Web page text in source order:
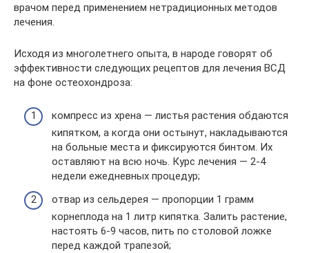
врачом перед применением нетрадиционных методов
лечения.
Исходя из многолетнего опыта, в народе говорят об
эффективности следующих рецептов для лечения ВСД
на фоне остеохондроза:
компресс из хрена — листья растения обдаются
кипятком, а когда они остынут, накладываются
на больные места и фиксируются бинтом. Их
оставляют на всю ночь. Курс лечения — 2-4
недели ежедневных процедур;
отвар из сельдерея — пропорции 1 грамм
корнеплода на 1 литр кипятка. Залить растение,
настоять 6-9 часов, пить по столовой ложке
перед каждой трапезой;